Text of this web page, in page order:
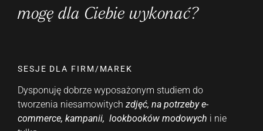
mogę dla Ciebie wykonać?
SESJE DLA FIRM/MAREK
Dysponuję dobrze wyposażonym studiem do
tworzenia niesamowitych zdjęć, na potrzeby e-
commerce, kampanii, lookbooków modowych i nie